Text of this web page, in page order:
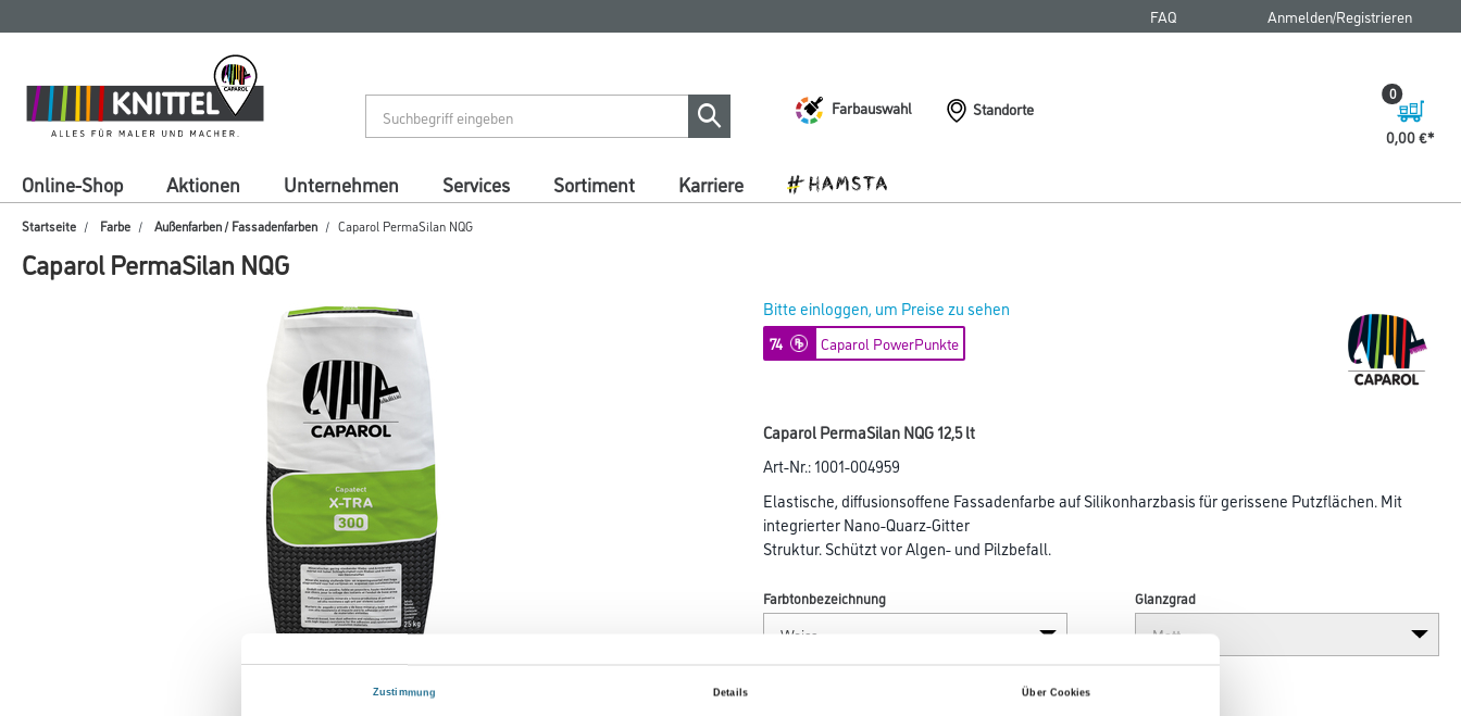
Zustimmung Details Über Cookies
springen
springen
FAQ Anmelden/Registrieren
Farbauswahl
Standorte
0,00 €
0
Online-Shop Aktionen Unternehmen Services Sortiment Karriere
Startseite Farbe Außenfarben / Fassadenfarben Caparol PermaSilan NQG
Caparol PermaSilan NQG
Bitte einloggen, um Preise zu sehen
74 Caparol PowerPunkte
Caparol PermaSilan NQG 12,5 lt
Art-Nr.:1001-004959
Elastische, diffusionsoffene Fassadenfarbe auf Silikonharzbasis für gerissene Putzflächen. Mit
integrierter Nano-Quarz-Gitter
Struktur. Schützt vor Algen- und Pilzbefall.
Farbtonbezeichnung Glanzgrad